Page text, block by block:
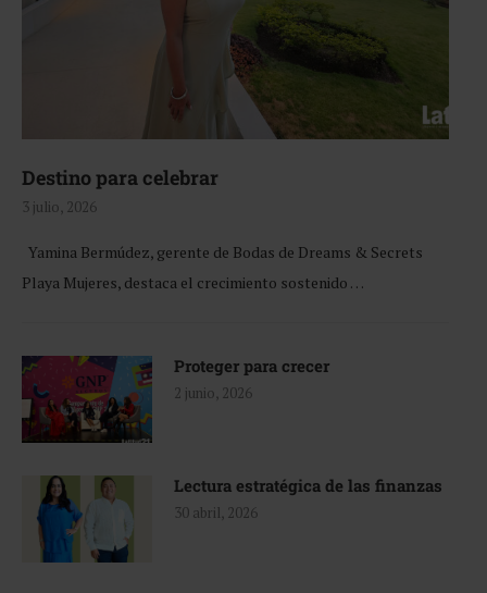
Destino para celebrar
3 julio, 2026
Yamina Bermúdez, gerente de Bodas de Dreams & Secrets
Playa Mujeres, destaca el crecimiento sostenido …
Proteger para crecer
2 junio, 2026
Lectura estratégica de las finanzas
30 abril, 2026